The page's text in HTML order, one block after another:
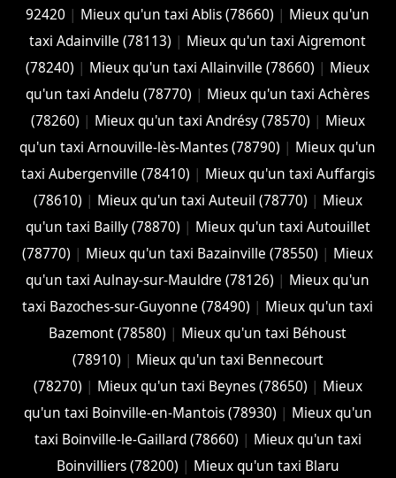
92420 | Mieux qu'un taxi Ablis (78660) | Mieux qu'un
taxi Adainville (78113) | Mieux qu'un taxi Aigremont
(78240) | Mieux qu'un taxi Allainville (78660) | Mieux
qu'un taxi Andelu (78770) | Mieux qu'un taxi Achères
(78260) | Mieux qu'un taxi Andrésy (78570) | Mieux
qu'un taxi Arnouville-lès-Mantes (78790) | Mieux qu'un
taxi Aubergenville (78410) | Mieux qu'un taxi Auffargis
(78610) | Mieux qu'un taxi Auteuil (78770) | Mieux
qu'un taxi Bailly (78870) | Mieux qu'un taxi Autouillet
(78770) | Mieux qu'un taxi Bazainville (78550) | Mieux
qu'un taxi Aulnay-sur-Mauldre (78126) | Mieux qu'un
taxi Bazoches-sur-Guyonne (78490) | Mieux qu'un taxi
Bazemont (78580) | Mieux qu'un taxi Béhoust
(78910) | Mieux qu'un taxi Bennecourt
(78270) | Mieux qu'un taxi Beynes (78650) | Mieux
qu'un taxi Boinville-en-Mantois (78930) | Mieux qu'un
taxi Boinville-le-Gaillard (78660) | Mieux qu'un taxi
Boinvilliers (78200) | Mieux qu'un taxi Blaru